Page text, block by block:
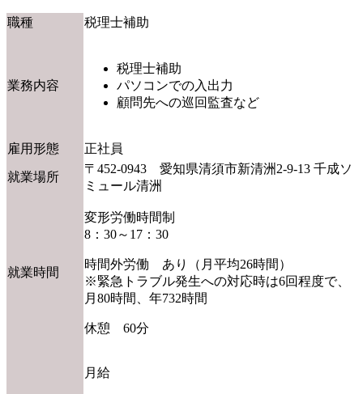
職種 税理士補助
業務内容
税理士補助
パソコンでの入出力
顧問先への巡回監査など
雇用形態 正社員
就業場所
〒452-0943 愛知県清須市新清洲2-9-13 千成ソ
ミュール清洲
就業時間
変形労働時間制
8：30～17：30
時間外労働 あり（月平均26時間）
※緊急トラブル発生への対応時は6回程度で、
月80時間、年732時間
休憩 60分
月給